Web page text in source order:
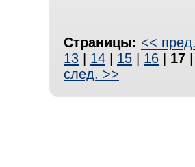
Страницы: <<
13
14 15 16 17
след. >>